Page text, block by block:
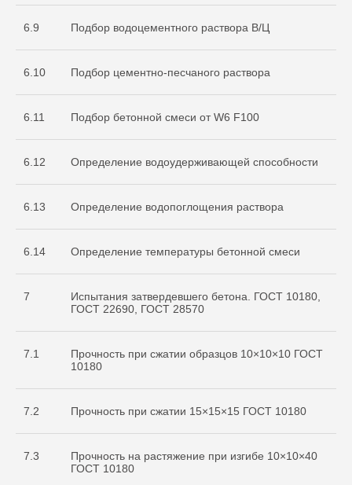
6.9 Подбор водоцементного раствора В/Ц
6.10 Подбор цементно-песчаного раствора
6.11 Подбор бетонной смеси от W6 F100
6.12 Определение водоудерживающей способности
6.13 Определение водопоглощения раствора
6.14 Определение температуры бетонной смеси
7
Испытания затвердевшего бетона. ГОСТ 10180,
ГОСТ 22690, ГОСТ 28570
7.1
Прочность при сжатии образцов 10×10×10 ГОСТ
10180
7.2 Прочность при сжатии 15×15×15 ГОСТ 10180
7.3
Прочность на растяжение при изгибе 10×10×40
ГОСТ 10180
info@sdo-eng.ru
+7 999 996 42 12